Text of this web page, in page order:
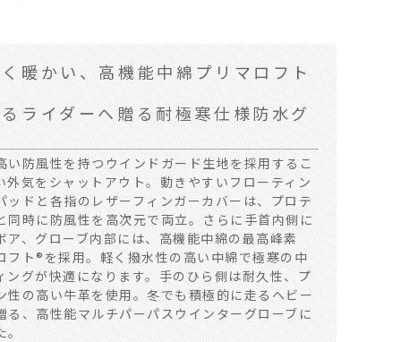
暖かい、高機能中綿プリマロフト
ライダーへ贈る耐極寒仕様防水グ
防風性を持つウインドガード生地を採用するこ
外気をシャットアウト。動きやすいフローティン
ッドと各指のレザーフィンガーカバーは、プロテ
同時に防風性を高次元で両立。さらに手首内側に
ア、グローブ内部には、高機能中綿の最高峰素
フト®を採用。軽く撥水性の高い中綿で極寒の中
ングが快適になります。手のひら側は耐久性、プ
性の高い牛革を使用。冬でも積極的に走るヘビー
る、高性能マルチパーパスウインターグローブに
。